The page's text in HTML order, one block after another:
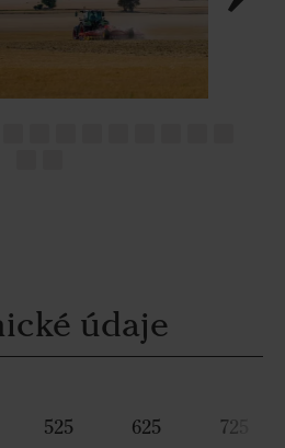
údaje
525 625 725